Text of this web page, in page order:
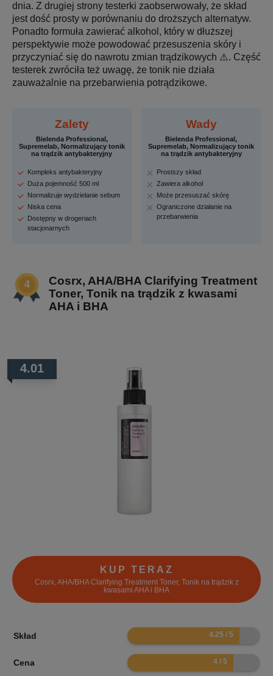
dnia. Z drugiej strony testerki zaobserwowały, że skład
jest dość prosty w porównaniu do droższych alternatyw.
Ponadto formuła zawierać alkohol, który w dłuższej
perspektywie może powodować przesuszenia skóry i
przyczyniać się do nawrotu zmian trądzikowych ⚠️. Część
testerek zwróciła też uwagę, że tonik nie działa
zauważalnie na przebarwienia potrądzikowe.
Zalety
Bielenda Professional,
Supremelab, Normalizujący tonik
na trądzik antybakteryjny
Kompleks antybakteryjny
Duża pojemność 500 ml
Normalizuje wydzielanie sebum
Niska cena
Dostępny w drogeriach
stacjonarnych
Wady
Bielenda Professional,
Supremelab, Normalizujący tonik
na trądzik antybakteryjny
Prostszy skład
Zawiera alkohol
Może przesuszać skórę
Ograniczone działanie na
przebarwienia
Cosrx, AHA/BHA Clarifying Treatment
Toner, Tonik na trądzik z kwasami
AHA i BHA
4.01
KUP TERAZ
Cosrx, AHA/BHA Clarifying Treatment Toner, Tonik na trądzik z
kwasami AHA i BHA
Skład 8.5
Cena 8